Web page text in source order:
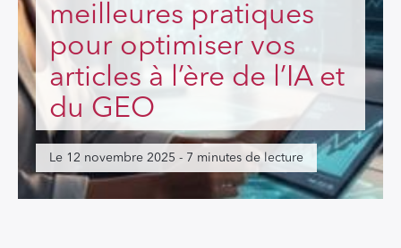
meilleures pratiques
pour optimiser vos
articles à l’ère de l’IA et
du GEO
Le 12 novembre 2025 - 7 minutes de lecture